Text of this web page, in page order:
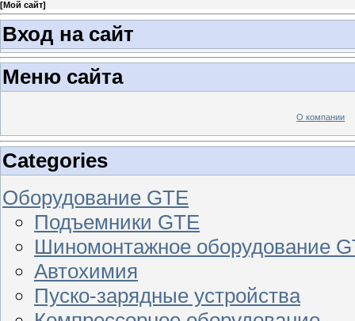
[Мой сайт]
Вход на сайт
Меню сайта
О компании
Categories
Оборудование GTE
Подъемники GTE
Шиномонтажное оборудование
Автохимия
Пуско-зарядные устройства